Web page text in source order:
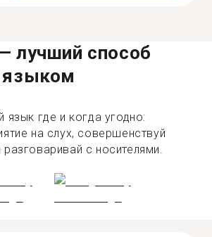
лучший способ
языком
язык где и когда угодно:
на слух, совершенствуй
с носителями.